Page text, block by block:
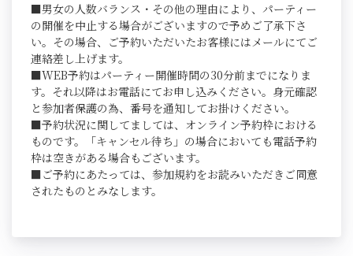
■男女の人数バランス・その他の理由により、パーティー
の開催を中止する場合がございますので予めご了承下さ
い。その場合、ご予約いただいたお客様にはメールにてご
連絡差し上げます。
■WEB予約はパーティー開催時間の30分前までになりま
す。それ以降はお電話にてお申し込みください。身元確認
と参加者保護の為、番号を通知してお掛けください。
■予約状況に関してましては、オンライン予約枠における
ものです。「キャンセル待ち」の場合においても電話予約
枠は空きがある場合もございます。
■ご予約にあたっては、参加規約をお読みいただきご同意
されたものとみなします。